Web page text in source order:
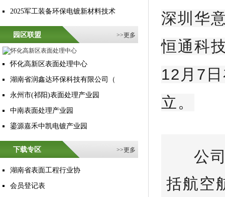
2025军工装备环保电镀新材料技术
园区联盟 >>更多
怀化高新区表面处理中心
湖南省润鑫达环保科技有限公司（
永州市(祁阳)表面处理产业园
中南表面处理产业园
鎏源嘉禾中凯电镀产业园
下载专区 >>更多
湖南省表面工程行业协
会员登记表
深圳华
恒通科
12月7
立。
公司
括航空